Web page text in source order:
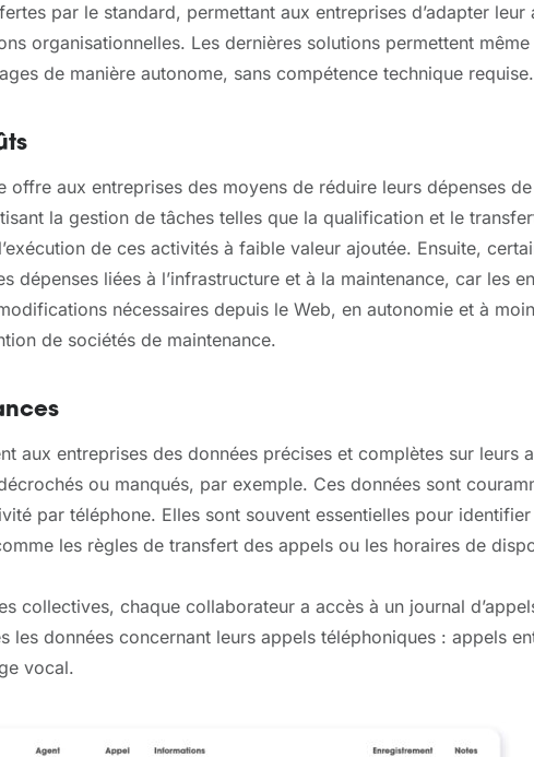
par le standard, permettant aux entreprises d’adapter leur
organisationnelles. Les dernières solutions permettent
de manière autonome, sans compétence technique requise.
offre aux entreprises des moyens de réduire leurs dépenses
la gestion de tâches telles que la qualification et le
de ces activités à faible valeur ajoutée. Ensuite,
dépenses liées à l’infrastructure et à la maintenance, car les
nécessaires depuis le Web, en autonomie et à
de sociétés de maintenance.
aux entreprises des données précises et complètes sur leurs
ou manqués, par exemple. Ces données sont
par téléphone. Elles sont souvent essentielles pour
les règles de transfert des appels ou les horaires de
collectives, chaque collaborateur a accès à un journal
les données concernant leurs appels téléphoniques : appels
vocal.